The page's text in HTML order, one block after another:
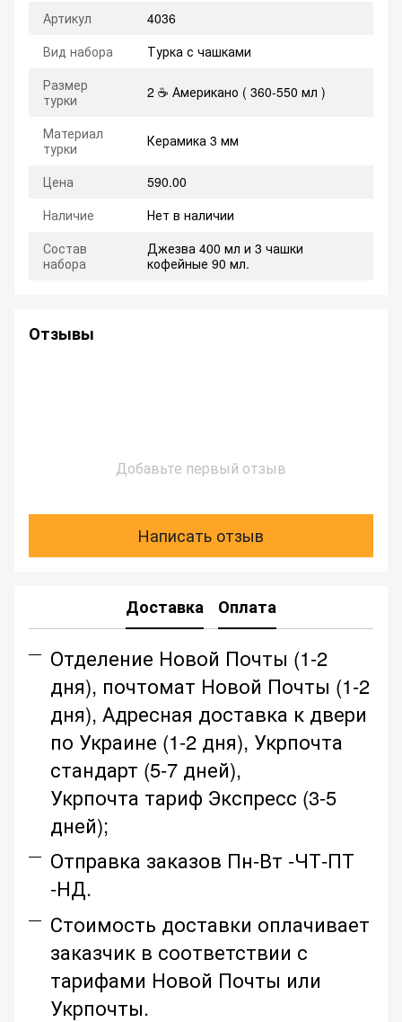
Артикул
4036
Вид набора
Турка с чашками
Размер
турки
2 ☕ Американо ( 360-550 мл )
Материал
турки
Керамика 3 мм
Цена
590.00
Наличие
Нет в наличии
Состав
набора
Джезва 400 мл и 3 чашки
кофейные 90 мл.
Отзывы
Добавьте первый отзыв
Написать отзыв
Доставка Оплата
Отделение Новой Почты (1-2
дня), почтомат Новой Почты (1-2
дня), Адресная доставка к двери
по Украине (1-2 дня), Укрпочта
стандарт (5-7 дней),
Укрпочта тариф Экспресс (3-5
дней);
Отправка заказов Пн-Вт -ЧТ-ПТ
-НД.
Стоимость доставки оплачивает
заказчик в соответствии с
тарифами Новой Почты или
Укрпочты.